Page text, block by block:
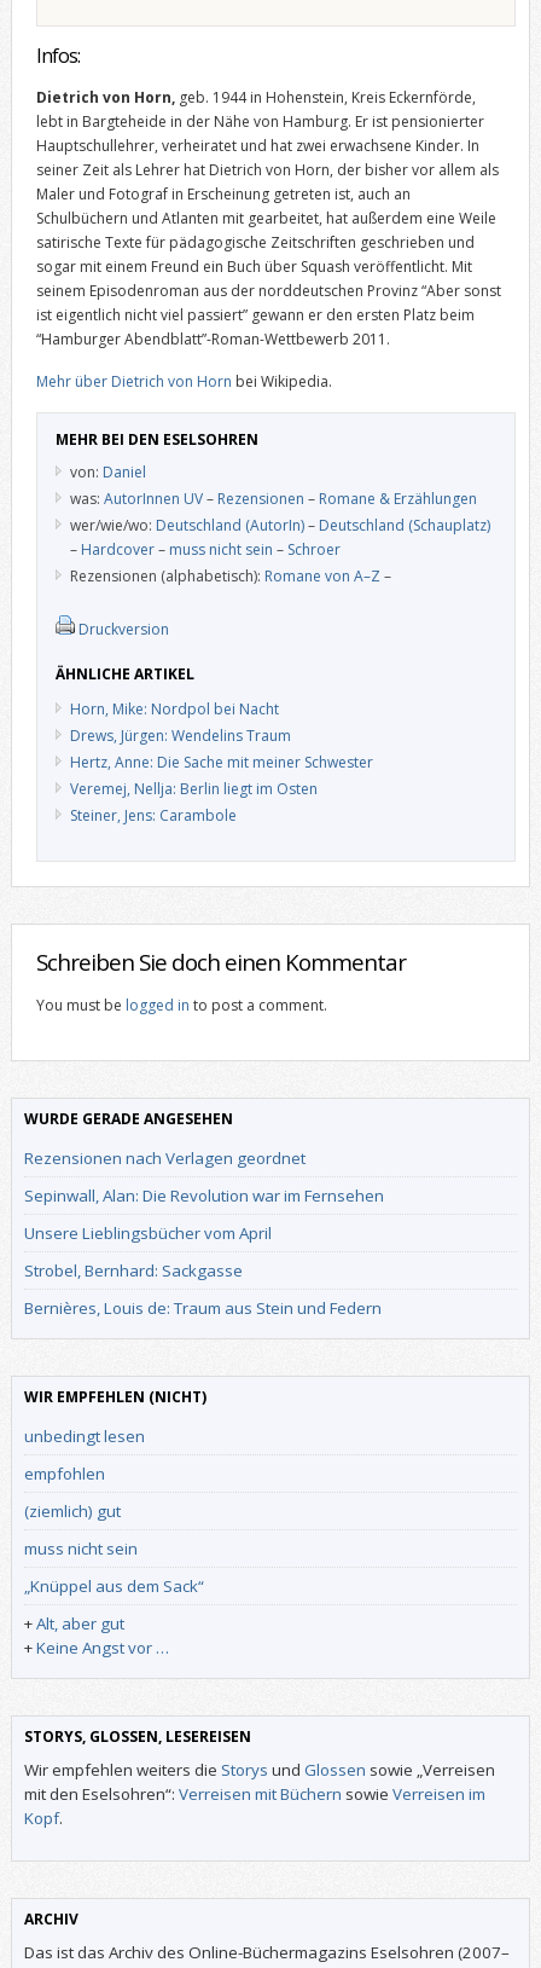
Infos:
Dietrich von Horn,geb. 1944 in Hohenstein, Kreis Eckernförde,
lebt in Bargteheide in der Nähe von Hamburg. Er ist pensionierter
Hauptschullehrer, verheiratet und hat zwei erwachsene Kinder. In
seiner Zeit als Lehrer hat Dietrich von Horn, der bisher vor allem als
Maler und Fotograf in Erscheinung getreten ist, auch an
Schulbüchern und Atlanten mit gearbeitet, hat außerdem eine Weile
satirische Texte für pädagogische Zeitschriften geschrieben und
sogar mit einem Freund ein Buch über Squash veröffentlicht. Mit
seinem Episodenroman aus der norddeutschen Provinz “Aber sonst
ist eigentlich nicht viel passiert” gewann er den ersten Platz beim
“Hamburger Abendblatt”-Roman-Wettbewerb 2011.
Mehr über Dietrich von Horn bei Wikipedia.
MEHR BEI DEN ESELSOHREN
von: Daniel
was: AutorInnen UV– Rezensionen – Romane & Erzählungen
wer/wie/wo: Deutschland (AutorIn)– Deutschland (Schauplatz)
– Hardcover– muss nicht sein – Schroer
Rezensionen (alphabetisch): Romane von A–Z –
Druckversion
ÄHNLICHE ARTIKEL
Horn, Mike: Nordpol bei Nacht
Drews, Jürgen: Wendelins Traum
Hertz, Anne: Die Sache mit meiner Schwester
Veremej, Nellja: Berlin liegt im Osten
Steiner, Jens: Carambole
Schreiben Sie doch einen Kommentar
You must be logged in to post a comment.
WURDE GERADE ANGESEHEN
Rezensionen nach Verlagen geordnet
Sepinwall, Alan: Die Revolution war im Fernsehen
Unsere Lieblingsbücher vom April
Strobel, Bernhard: Sackgasse
Bernières, Louis de: Traum aus Stein und Federn
WIR EMPFEHLEN (NICHT)
unbedingt lesen
empfohlen
(ziemlich) gut
muss nicht sein
„Knüppel aus dem Sack“
+Alt, aber gut
+Keine Angst vor …
STORYS, GLOSSEN, LESEREISEN
Wir empfehlen weiters die Storys und Glossen sowie „Verreisen
mit den Eselsohren“: Verreisen mit Büchern sowie Verreisen im
Kopf.
ARCHIV
Das ist das Archiv des Online-Büchermagazins Eselsohren (2007–